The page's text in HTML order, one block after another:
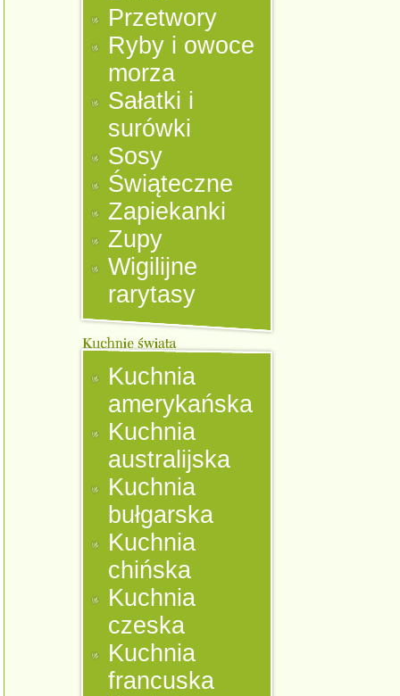
Przetwory
Ryby i owoce
morza
Sałatki i
surówki
Sosy
Świąteczne
Zapiekanki
Zupy
Wigilijne
rarytasy
Kuchnia
amerykańska
Kuchnia
australijska
Kuchnia
bułgarska
Kuchnia
chińska
Kuchnia
czeska
Kuchnia
francuska